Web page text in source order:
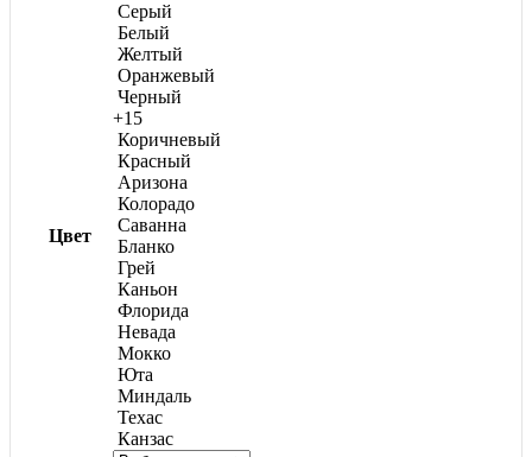
Цвет
Серый
Белый
Желтый
Оранжевый
Черный
+15
Коричневый
Красный
Аризона
Колорадо
Саванна
Бланко
Грей
Каньон
Флорида
Невада
Мокко
Юта
Миндаль
Техас
Канзас